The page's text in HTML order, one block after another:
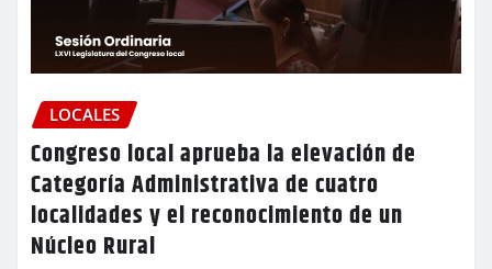
LOCALES
Congreso local aprueba la elevación de
Categoría Administrativa de cuatro
localidades y el reconocimiento de un
Núcleo Rural